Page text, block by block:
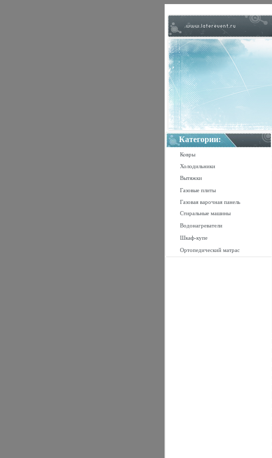
Категории:
Ковры
Холодильники
Вытяжки
Газовые плиты
Газовая варочная панель
Стиральные машины
Водонагреватели
Шкаф-купе
Ортопедический матрас